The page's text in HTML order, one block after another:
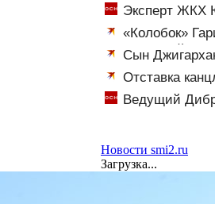
Эксперт ЖКХ
«Колобок»
грандиозный
Сын
Отставка
Ведущий
Новости smi2.ru
Загрузка...